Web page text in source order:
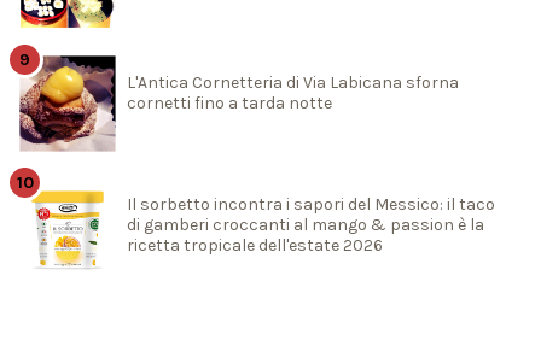
L'Antica Cornetteria di Via Labicana sforna
cornetti fino a tarda notte
Il sorbetto incontra i sapori del Messico: il taco
di gamberi croccanti al mango & passion è la
ricetta tropicale dell'estate 2026